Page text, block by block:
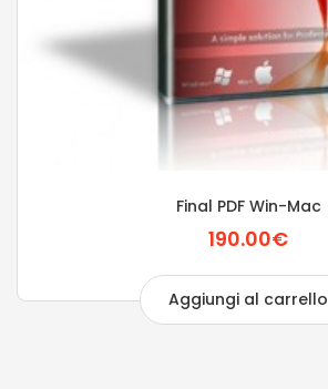
Final PDF Win-Mac
190.00€
Aggiungi al carrello